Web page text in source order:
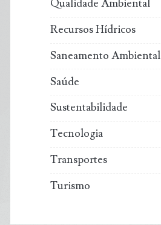
Qualidade Ambiental
Recursos Hídricos
Saneamento Ambiental
Saúde
Sustentabilidade
Tecnologia
Transportes
Turismo